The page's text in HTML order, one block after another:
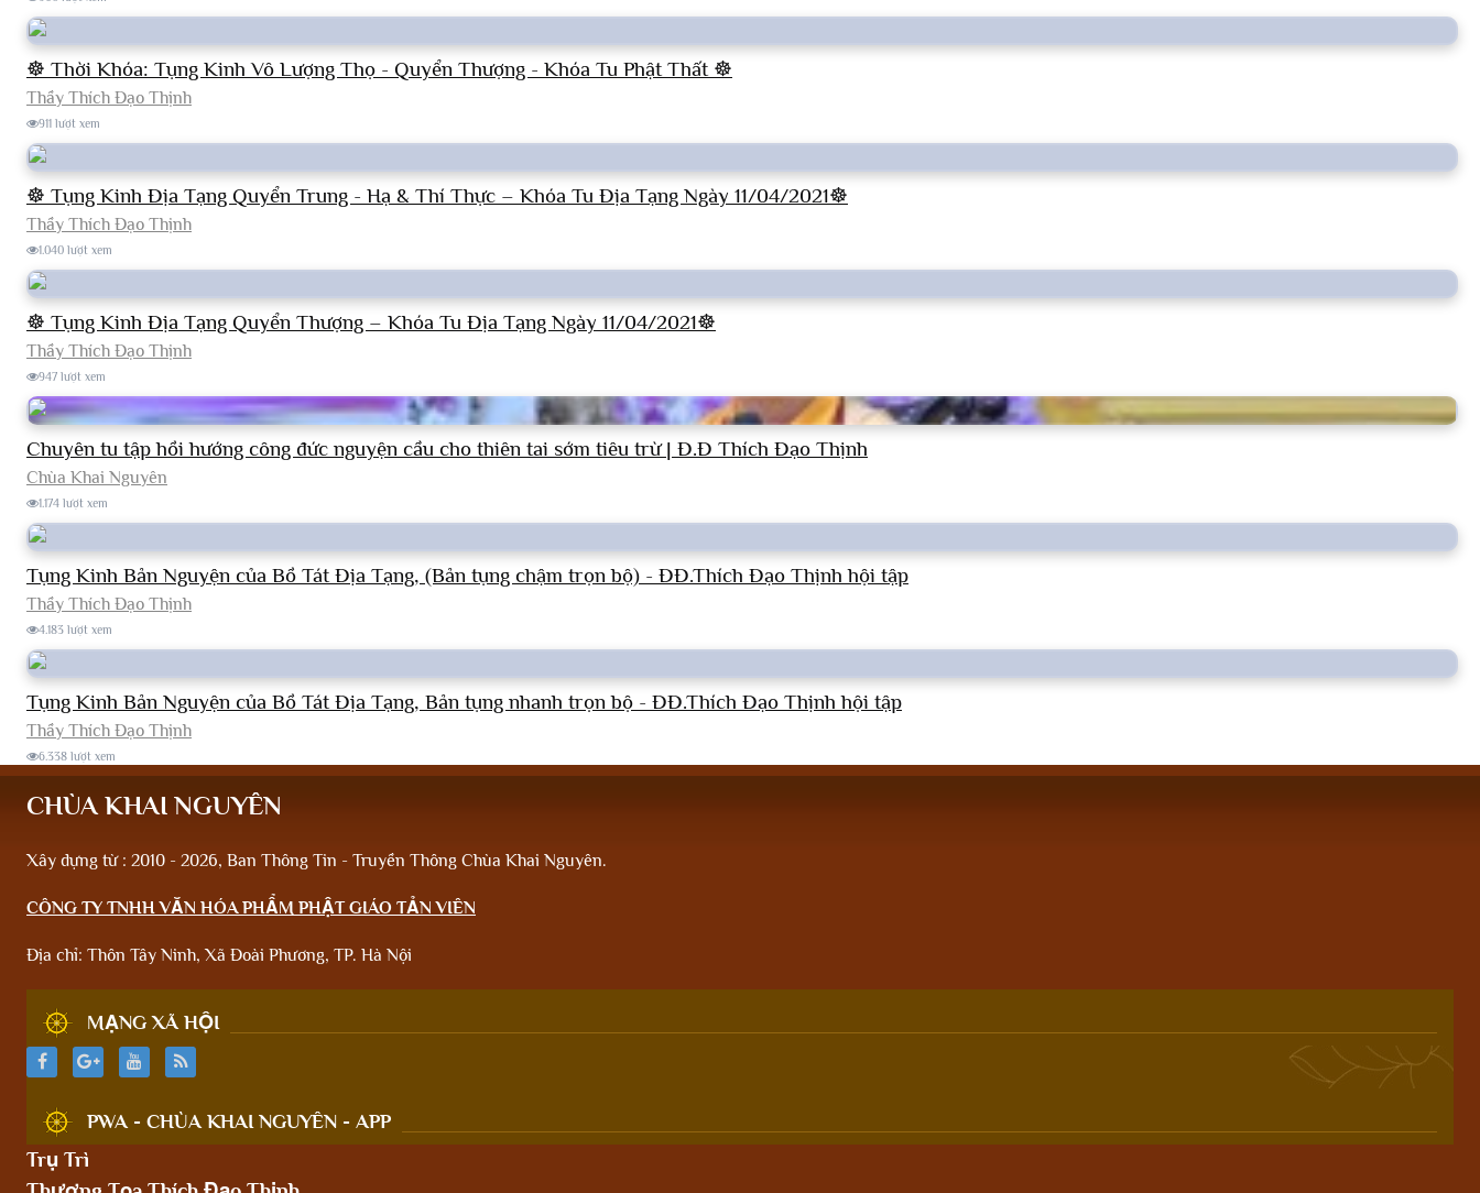
☸ Thời Khóa: Tụng Kinh Vô Lượng Thọ - Quyển Thượng - Khóa Tu Phật Thất ☸
Thầy Thích Đạo Thịnh
911 lượt xem
☸ Tụng Kinh Địa Tạng Quyển Trung - Hạ & Thí Thực – Khóa Tu Địa Tạng Ngày 11/04/2021☸
Thầy Thích Đạo Thịnh
1.040 lượt xem
☸ Tụng Kinh Địa Tạng Quyển Thượng – Khóa Tu Địa Tạng Ngày 11/04/2021☸
Thầy Thích Đạo Thịnh
947 lượt xem
Chuyên tu tập hồi hướng công đức nguyện cầu cho thiên tai sớm tiêu trừ | Đ.Đ Thích Đạo Thịnh
Chùa Khai Nguyên
1.174 lượt xem
Tụng Kinh Bản Nguyện của Bồ Tát Địa Tạng, (Bản tụng chậm trọn bộ) - ĐĐ.Thích Đạo Thịnh hội tập
Thầy Thích Đạo Thịnh
4.183 lượt xem
Tụng Kinh Bản Nguyện của Bồ Tát Địa Tạng, Bản tụng nhanh trọn bộ - ĐĐ.Thích Đạo Thịnh hội tập
Thầy Thích Đạo Thịnh
6.338 lượt xem
CHÙA KHAI NGUYÊN
Xây dựng từ : 2010 - 2026, Ban Thông Tin - Truyền Thông Chùa Khai Nguyên.
CÔNG TY TNHH VĂN HÓA PHẨM PHẬT GIÁO TẢN VIÊN
Địa chỉ: Thôn Tây Ninh, Xã Đoài Phương, TP. Hà Nội
MẠNG XÃ HỘI
PWA - CHÙA KHAI NGUYÊN - APP
Trụ Trì